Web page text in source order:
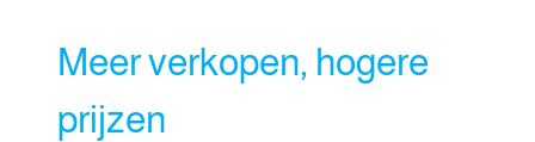
Meer verkopen, hogere
prijzen